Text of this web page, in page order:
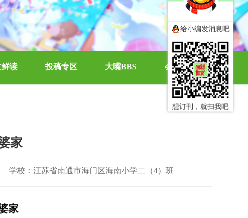
读 投稿专区 大嘴BBS 会员中心
家
学校：江苏省南通市海门区海南小学二（4）班
家
给小编发消息吧
想订刊，就扫我吧